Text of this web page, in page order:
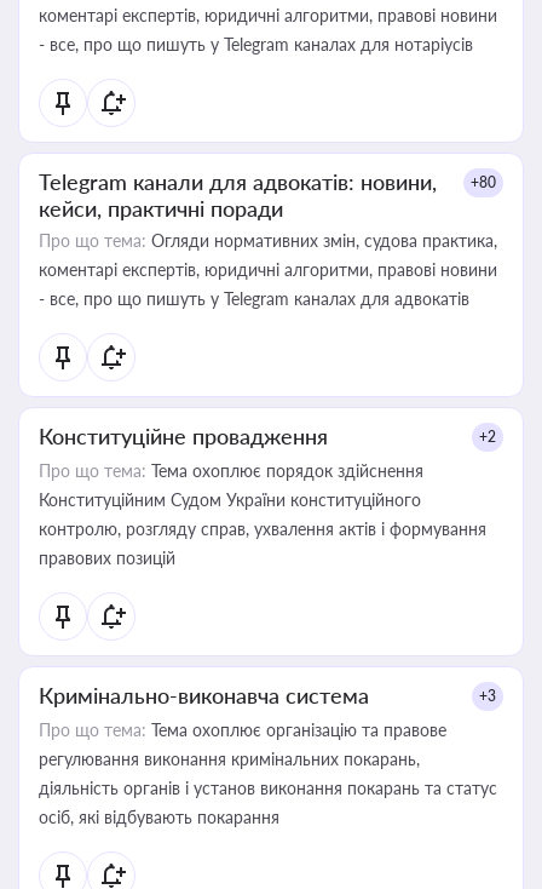
коментарі експертів, юридичні алгоритми, правові новини
- все, про що пишуть у Telegram каналах для нотаріусів
Telegram канали для адвокатів: новини,
кейси, практичні поради
+80
Про що тема: Огляди нормативних змін, судова практика,
коментарі експертів, юридичні алгоритми, правові новини
- все, про що пишуть у Telegram каналах для адвокатів
Конституційне провадження +2
Про що тема: Тема охоплює порядок здійснення
Конституційним Судом України конституційного
контролю, розгляду справ, ухвалення актів і формування
правових позицій
Кримінально-виконавча система +3
Про що тема: Тема охоплює організацію та правове
регулювання виконання кримінальних покарань,
діяльність органів і установ виконання покарань та статус
осіб, які відбувають покарання